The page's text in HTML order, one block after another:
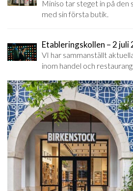
Miniso tar steget in på den
med sin första butik.
Etableringskollen – 2 juli
VI har sammanställt
inom handel och restaurang.